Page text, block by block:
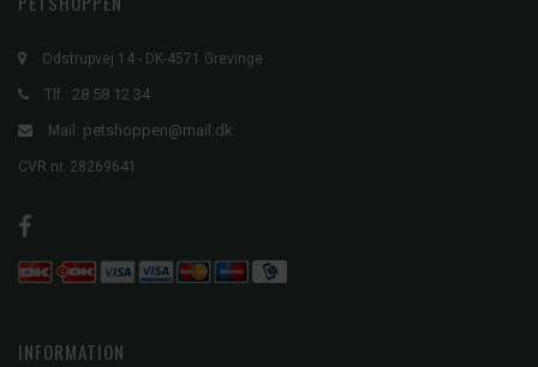
Odstrupvej 14 - DK-4571 Grevinge
Tlf.: 28 58 12 34
Mail: petshoppen@mail.dk
CVR nr. 28269641
INFORMATION